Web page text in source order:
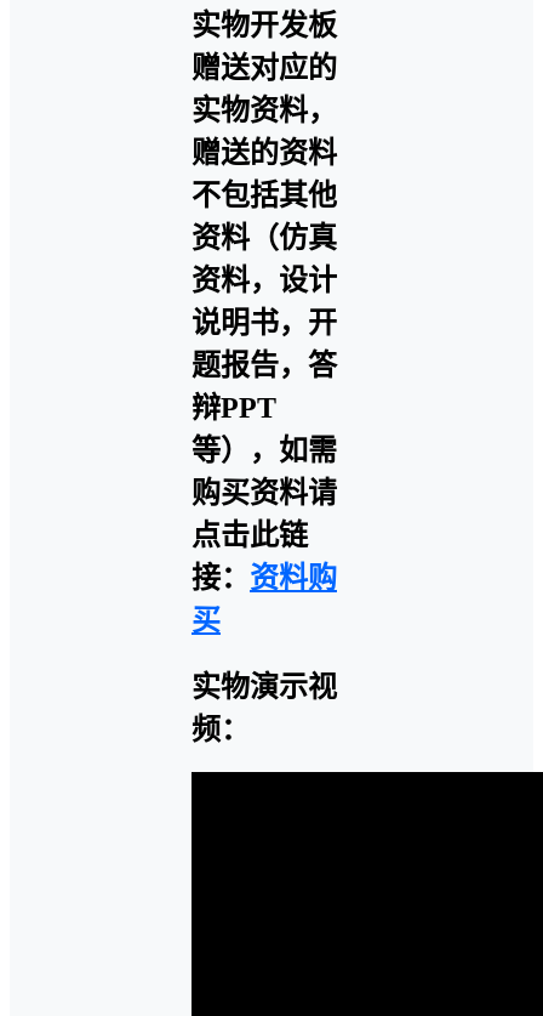
实物开发板
赠送对应的
实物资料，
赠送的资料
不包括其他
资料（仿真
资料，设计
说明书，开
题报告，答
辩PPT
等），如需
购买资料请
点击此链
接： 资料购
买
实物演示视
频：